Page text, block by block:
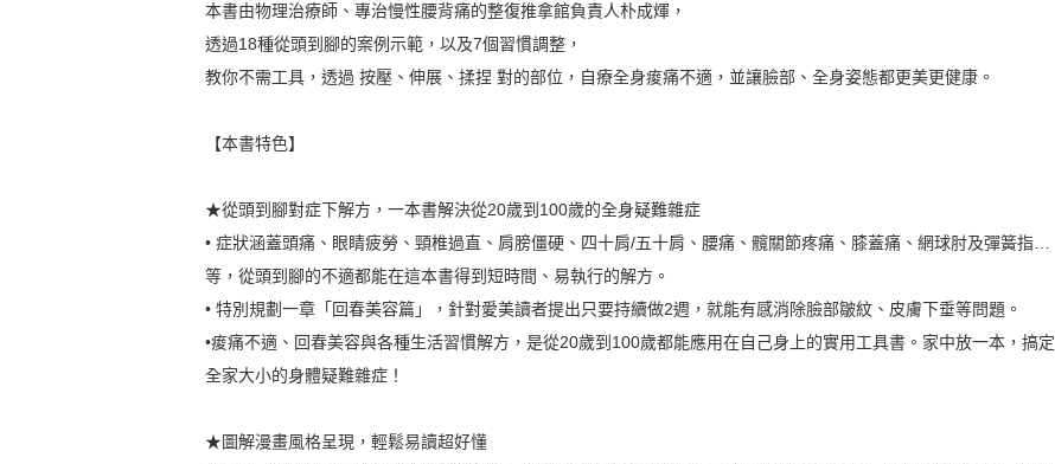
本書由物理治療師、專治慢性腰背痛的整復推拿館負責人朴成煇，
透過18種從頭到腳的案例示範，以及7個習慣調整，
教你不需工具，透過 按壓、伸展、揉捏 對的部位，自療全身痠痛不適，並讓臉部、全身姿態都更美更健康。
【本書特色】
★從頭到腳對症下解方，一本書解決從20歲到100歲的全身疑難雜症
• 症狀涵蓋頭痛、眼睛疲勞、頸椎過直、肩膀僵硬、四十肩/五十肩、腰痛、髖關節疼痛、膝蓋痛、網球肘及彈簧指…
等，從頭到腳的不適都能在這本書得到短時間、易執行的解方。
• 特別規劃一章「回春美容篇」，針對愛美讀者提出只要持續做2週，就能有感消除臉部皺紋、皮膚下垂等問題。
•痠痛不適、回春美容與各種生活習慣解方，是從20歲到100歲都能應用在自己身上的實用工具書。家中放一本，搞定
全家大小的身體疑難雜症！
★圖解漫畫風格呈現，輕鬆易讀超好懂